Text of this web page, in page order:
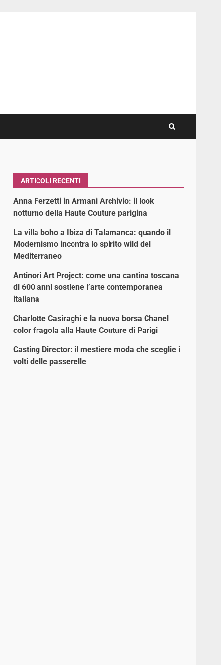
ARTICOLI RECENTI
Anna Ferzetti in Armani Archivio: il look
notturno della Haute Couture parigina
La villa boho a Ibiza di Talamanca: quando il
Modernismo incontra lo spirito wild del
Mediterraneo
Antinori Art Project: come una cantina toscana
di 600 anni sostiene l’arte contemporanea
italiana
Charlotte Casiraghi e la nuova borsa Chanel
color fragola alla Haute Couture di Parigi
Casting Director: il mestiere moda che sceglie i
volti delle passerelle